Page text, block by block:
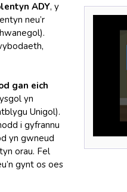
ADY, y
neu’r
gan eich
yn
Unigol).
i gyfrannu
yn gwneud
orau. Fel
gynt os oes